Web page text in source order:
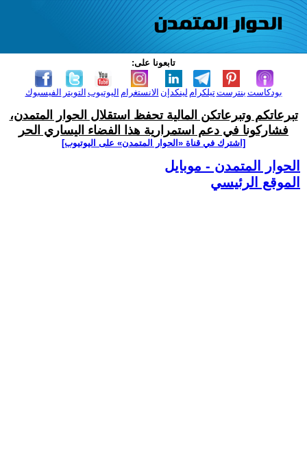
تابعونا على:
الفيسبوك التويتر اليوتيوب الانستغرام لينكدإن تيلكرامبنترست بودكاست
تبرعاتكم وتبرعاتكن المالية تحفظ استقلال الحوار المتمدن،
فشاركونا في دعم استمرارية هذا الفضاء اليساري الحر
[اشترك في قناة ‫«الحوار المتمدن» على اليوتيوب]
الحوار المتمدن - موبايل
الموقع الرئيسي